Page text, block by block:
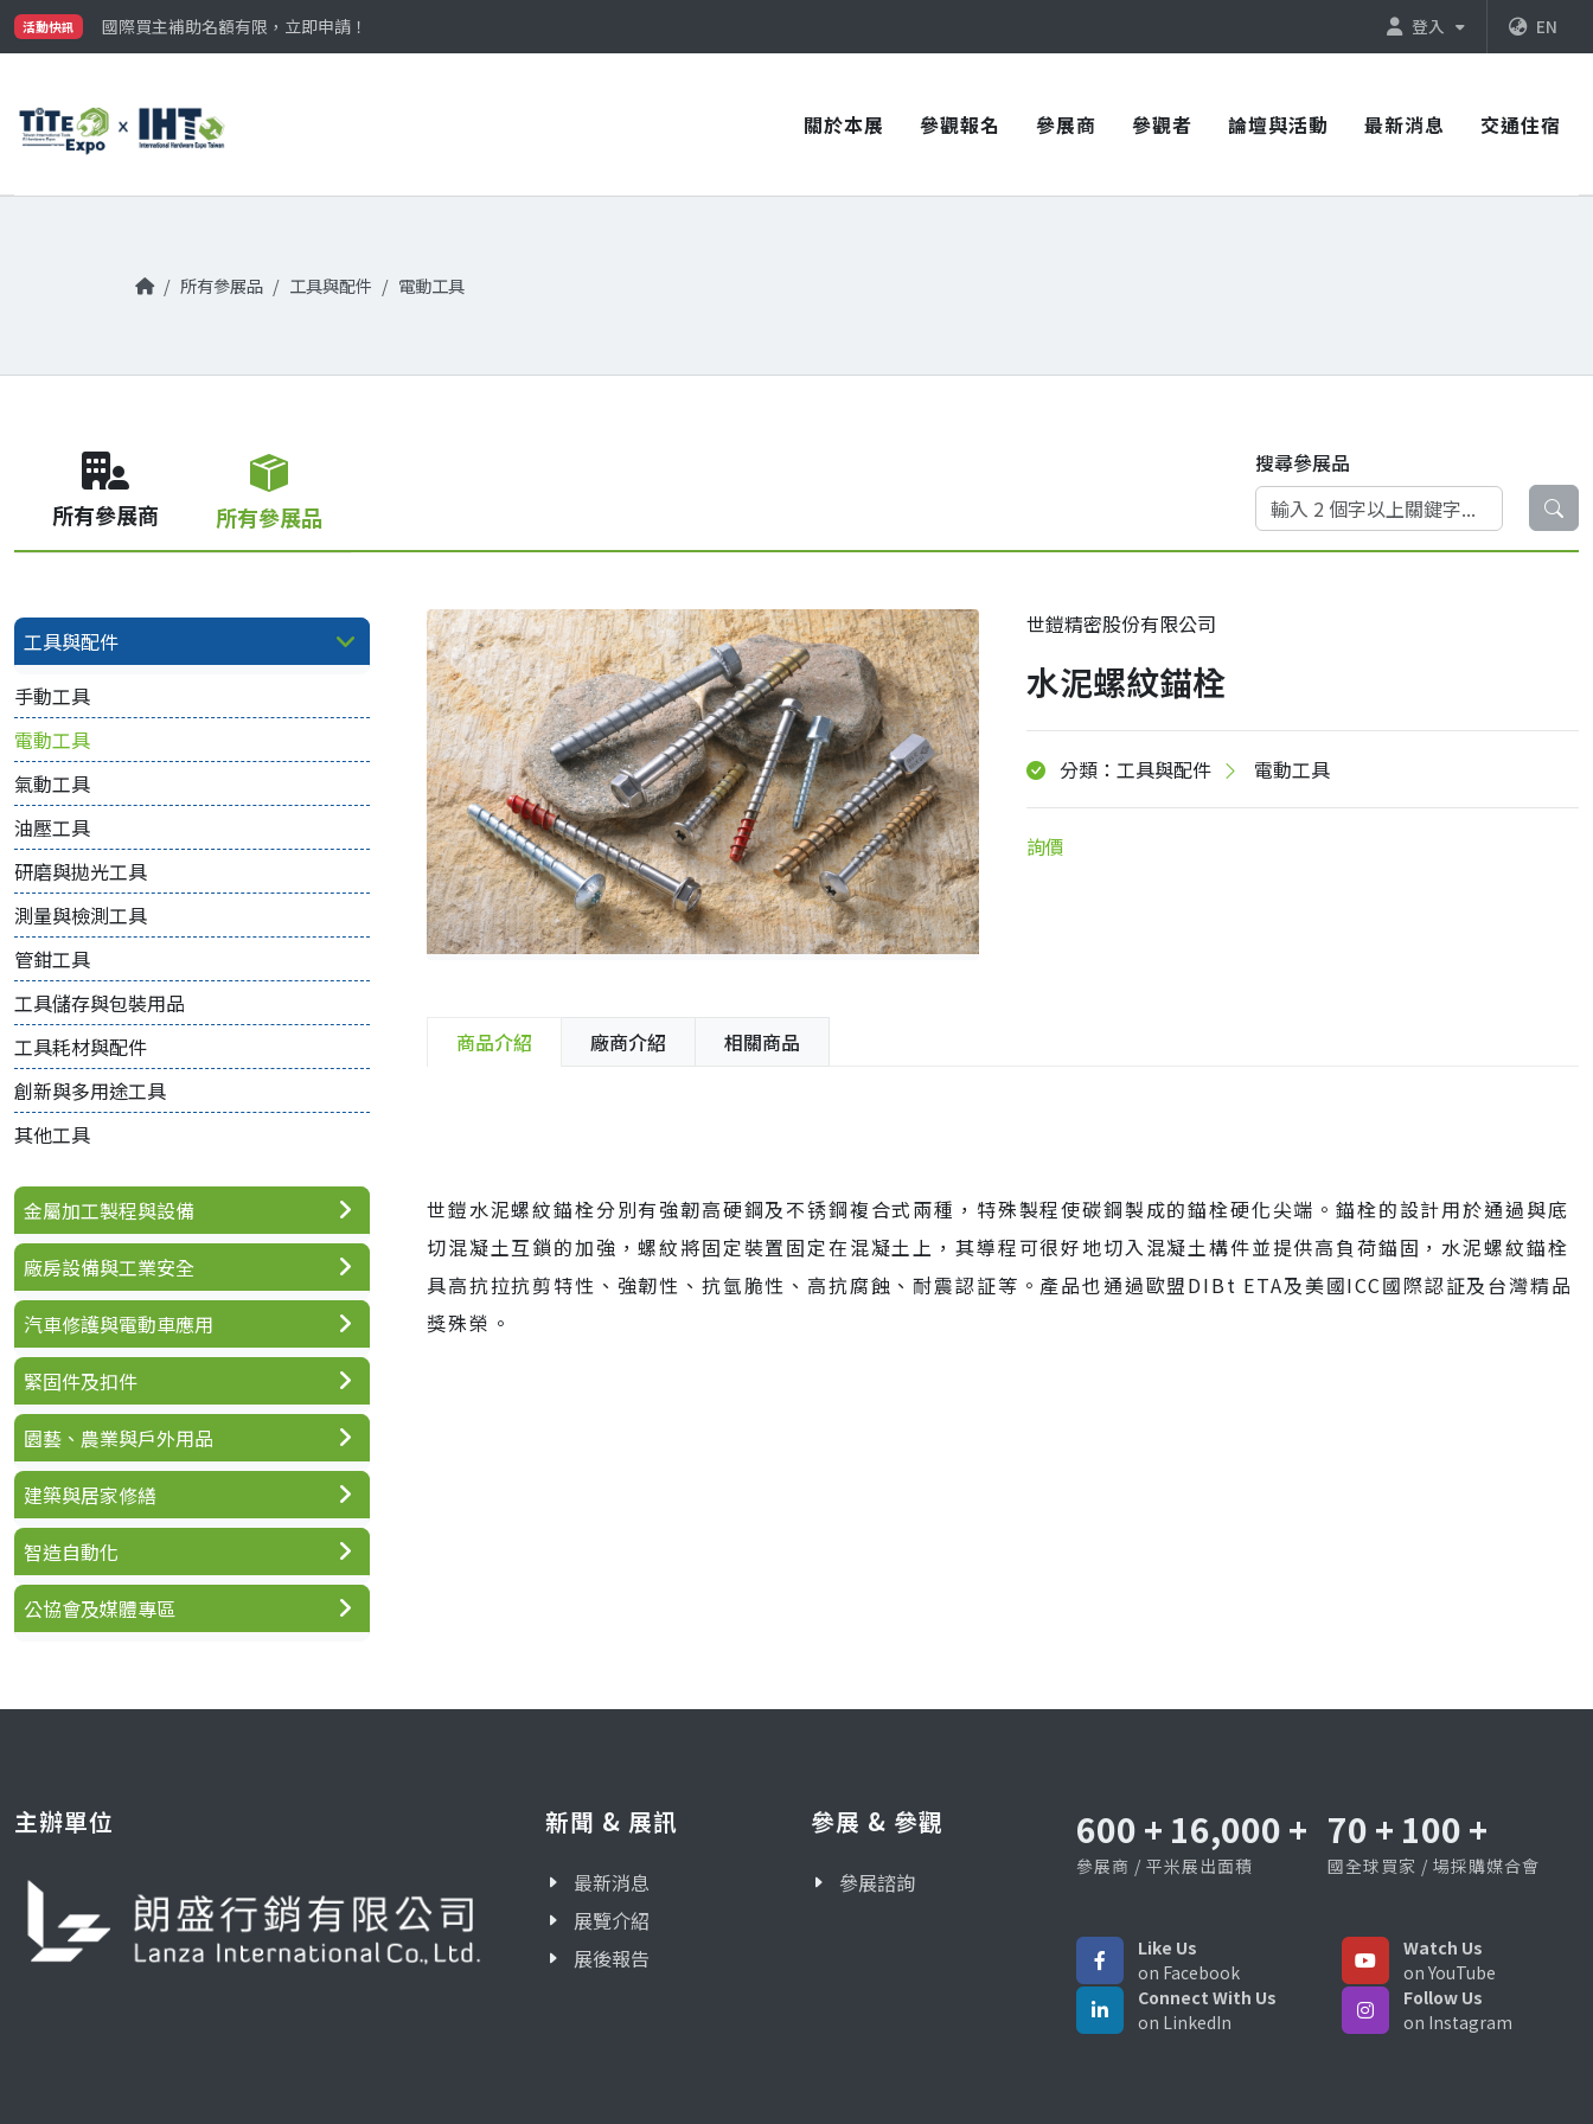
活動快訊
國際買主補助名額有限，立即申請！
參觀門票開放申請中‼️
登入 EN
關於本展 參觀報名 參展商 參觀者 論壇與活動 最新消息 交通住宿
所有參展品 工具與配件 電動工具
所有參展商 所有參展品
搜尋參展品
世鎧精密股份有限公司
水泥螺紋錨栓
分類：工具與配件 電動工具
詢價
商品介紹 廠商介紹 相關商品
世鎧水泥螺紋錨栓分別有強韌高硬鋼及不锈鋼複合式兩種，特殊製程使碳鋼製成的錨栓硬化尖端。錨栓的設計用於通過與底
切混凝土互鎖的加強，螺紋將固定裝置固定在混凝土上，其導程可很好地切入混凝土構件並提供高負荷錨固，水泥螺紋錨栓
具高抗拉抗剪特性、強韌性、抗氫脆性、高抗腐蝕、耐震認証等。產品也通過歐盟DIBt ETA及美國ICC國際認証及台灣精品
獎殊榮。
工具與配件
手動工具
電動工具
氣動工具
油壓工具
研磨與拋光工具
測量與檢測工具
管鉗工具
工具儲存與包裝用品
工具耗材與配件
創新與多用途工具
其他工具
金屬加工製程與設備
廠房設備與工業安全
汽車修護與電動車應用
緊固件及扣件
園藝、農業與戶外用品
建築與居家修繕
智造自動化
公協會及媒體專區
主辦單位 新聞 & 展訊
最新消息
展覽介紹
展後報告
參展 & 參觀
參展諮詢
600 + 16,000 +
參展商 / 平米展出面積
70 + 100 +
國全球買家 / 場採購媒合會
Like Us
on Facebook
Watch Us
on YouTube
Connect With Us
on LinkedIn
Follow Us
on Instagram